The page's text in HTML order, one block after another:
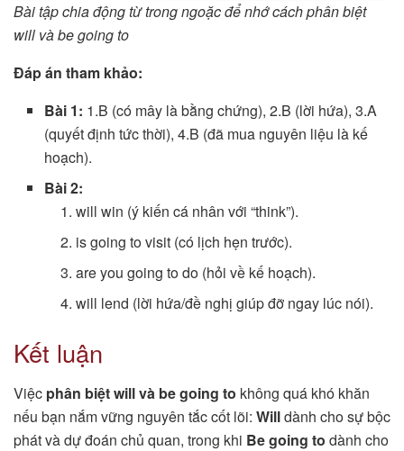
Bài tập chia động từ trong ngoặc để nhớ cách phân biệt
will và be going to
Đáp án tham khảo:
Bài 1: 1.B (có mây là bằng chứng), 2.B (lời hứa), 3.A
(quyết định tức thời), 4.B (đã mua nguyên liệu là kế
hoạch).
Bài 2:
will win (ý kiến cá nhân với “think”).
is going to visit (có lịch hẹn trước).
are you going to do (hỏi về kế hoạch).
will lend (lời hứa/đề nghị giúp đỡ ngay lúc nói).
Kết luận
Việc phân biệt will và be going to không quá khó khăn
nếu bạn nắm vững nguyên tắc cốt lõi: Willdành cho sự bộc
phát và dự đoán chủ quan, trong khi Be going to dành cho